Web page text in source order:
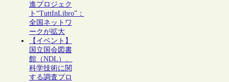
進プロジェク
ト“TuttInLibro”：
全国ネットワ
ークが拡大
【イベント】
国立国会図書
館（NDL）、
科学技術に関
する調査プロ